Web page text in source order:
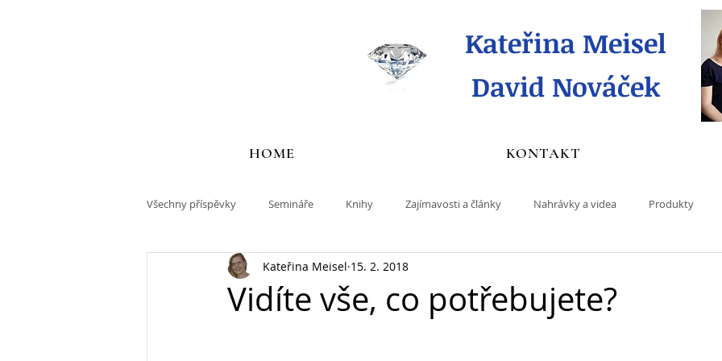
Kateřina Meisel
David Nováček
HOME KONTAKT
Všechny příspěvky Semináře Knihy Zajímavosti a články Nahrávky a videa Produkty
Vidíte vše, co potřebujete?
Kateřina Meisel 15. 2. 2018